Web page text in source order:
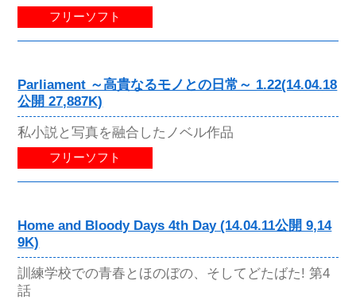
フリーソフト
Parliament ～高貴なるモノとの日常～ 1.22(14.04.18
公開 27,887K)
私小説と写真を融合したノベル作品
フリーソフト
Home and Bloody Days 4th Day (14.04.11公開 9,14
9K)
訓練学校での青春とほのぼの、そしてどたばた! 第4
話